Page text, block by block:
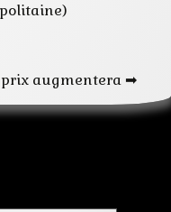
prix augmentera ➡